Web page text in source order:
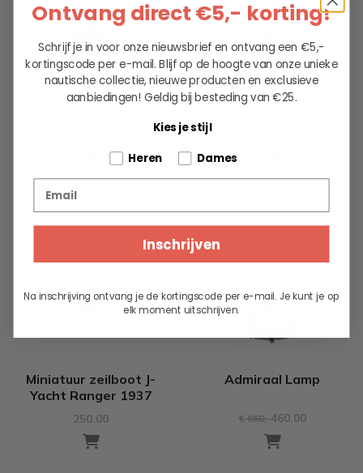
Globe van Robert de
Vaugondy 1745
Model Columbia
Miniatuur zeilboot J-
Yacht Ranger 1937
250.00
Admiraal Lamp
€ 660,-460.00
Ontvang direct €5,- korting!
Schrijf je in voor onze nieuwsbrief en ontvang een €5,-
kortingscode per e-mail. Blijf op de hoogte van onze unieke
nautische collectie, nieuwe producten en exclusieve
aanbiedingen! Geldig bij besteding van €25.
Kies je stijl
Tell us about your pets
Heren Dames
Inschrijven
Na inschrijving ontvang je de kortingscode per e-mail. Je kunt je op
elk moment uitschrijven.